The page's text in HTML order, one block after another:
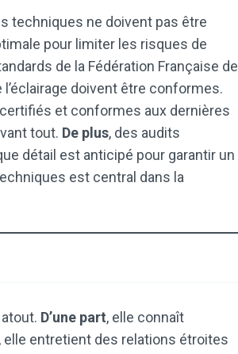
techniques ne doivent pas être
pour limiter les risques de
de la Fédération Française de
doivent être conformes.
et conformes aux dernières
tout. De plus, des audits
détail est anticipé pour garantir un
est central dans la
D’une part, elle connaît
, elle entretient des relations étroites